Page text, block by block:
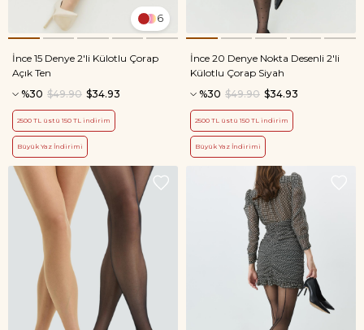
6
İnce 15 Denye 2'li Külotlu Çorap
Açık Ten
%30
$34.93
$49.90
2500 TL üstü 150 TL indirim
Büyük Yaz İndirimi
İnce 20 Denye Nokta Desenli 2'li
Külotlu Çorap Siyah
%30
$34.93
$49.90
2500 TL üstü 150 TL indirim
Büyük Yaz İndirimi